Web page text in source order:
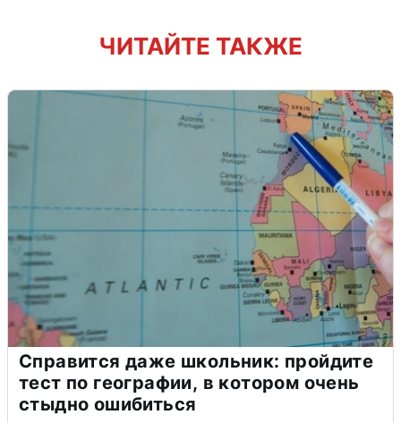
ЧИТАЙТЕ ТАКЖЕ
Справится даже школьник: пройдите
тест по географии, в котором очень
стыдно ошибиться